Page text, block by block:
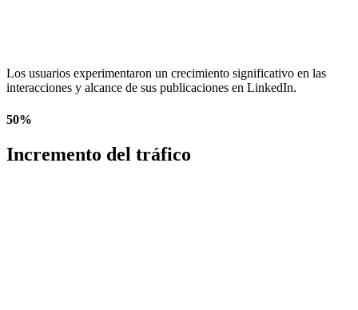
Los usuarios experimentaron un crecimiento significativo en las
interacciones y alcance de sus publicaciones en LinkedIn.
50%
Incremento del tráfico